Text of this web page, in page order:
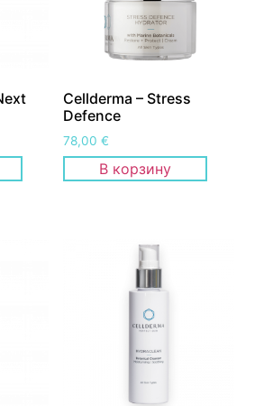
Cellderma – Stress
Defence
78,00€
В корзину